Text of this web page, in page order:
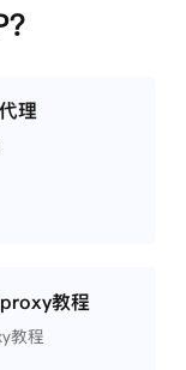
理
教程
教程